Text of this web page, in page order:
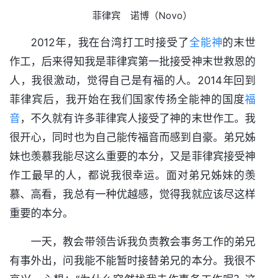
菲律宾 诺博（Novo）
2012年，我在台湾打工时接受了全能神的末世
作工，后来得知我是菲律宾第一批接受神末世救恩的
人，我很激动，觉得自己是有福的人。2014年回到
菲律宾后，我开始在我们国家传扬全能神的国度福
音，不久就有许多菲律宾人接受了神的末世作工。我
很开心，同时也为自己能传福音而感到自豪。弟兄姊
妹也羡慕我能尽这么重要的本分，又是菲律宾接受神
作工最早的人，都说我很幸运。面对弟兄姊妹的羡
慕、高看，我总有一种优越感，觉得我就应该尽这样
重要的本分。
一天，教会带领告诉我负责教会事务工作的弟兄
有事外出，问我能不能暂时接替弟兄的本分。我很不